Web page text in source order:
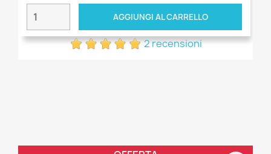
AGGIUNGI AL CARRELLO
2 recensioni